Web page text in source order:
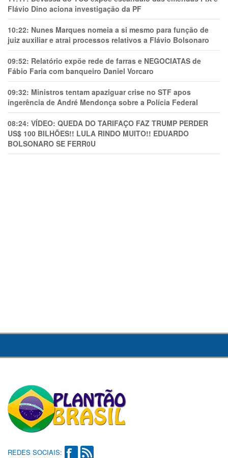
Flávio Dino aciona investigação da PF
10:22: Nunes Marques nomeia a si mesmo para função de
juiz auxiliar e atrai processos relativos a Flávio Bolsonaro
09:52: Relatório expõe rede de farras e NEGOCIATAS de
Fábio Faria com banqueiro Daniel Vorcaro
09:32: Ministros tentam apaziguar crise no STF apos
ingerência de André Mendonça sobre a Polícia Federal
08:24: VÍDEO: QUEDA DO TARIFAÇO FAZ TRUMP PERDER
US$ 100 BILHÕES!! LULA RINDO MUITO!! EDUARDO
BOLSONARO SE FERR0U
REDES SOCIAIS: